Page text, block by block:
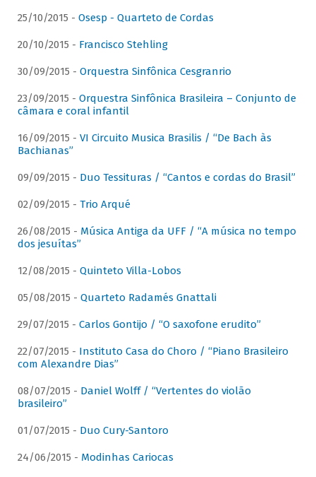
25/10/2015 - Osesp - Quarteto de Cordas
20/10/2015 - Francisco Stehling
30/09/2015 - Orquestra Sinfônica Cesgranrio
23/09/2015 - Orquestra Sinfônica Brasileira – Conjunto de
câmara e coral infantil
16/09/2015 - VI Circuito Musica Brasilis / “De Bach às
Bachianas”
09/09/2015 - Duo Tessituras / “Cantos e cordas do Brasil”
02/09/2015 - Trio Arqué
26/08/2015 - Música Antiga da UFF / “A música no tempo
dos jesuítas”
12/08/2015 - Quinteto Villa-Lobos
05/08/2015 - Quarteto Radamés Gnattali
29/07/2015 - Carlos Gontijo / “O saxofone erudito”
22/07/2015 - Instituto Casa do Choro / “Piano Brasileiro
com Alexandre Dias”
08/07/2015 - Daniel Wolff / “Vertentes do violão
brasileiro”
01/07/2015 - Duo Cury-Santoro
24/06/2015 - Modinhas Cariocas